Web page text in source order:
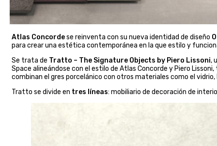
Atlas Concordese reinventa con su nueva identidad de diseño
para crear una estética contemporánea en la que estilo y
Se trata de Tratto – The Signature Objects by Piero Lissoni,
Space alineándose con el estilo de Atlas Concorde y Piero
combinan el gres porcelánico con otros materiales como el
Tratto se divide en tres líneas: mobiliario de decoración de